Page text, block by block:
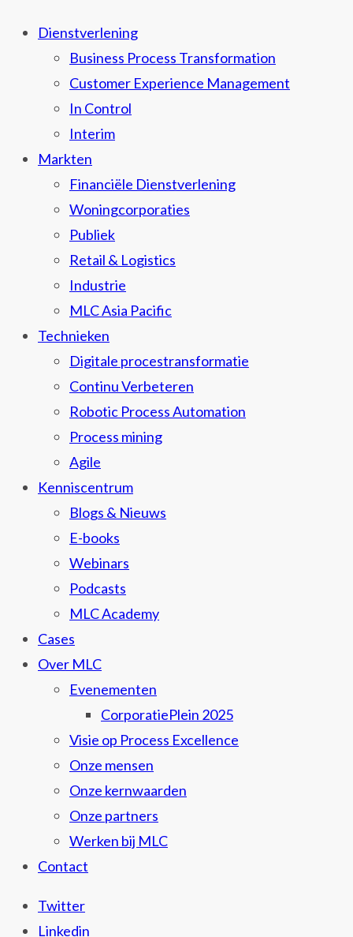
Dienstverlening
Business Process Transformation
Customer Experience Management
In Control
Interim
Markten
Financiële Dienstverlening
Woningcorporaties
Publiek
Retail & Logistics
Industrie
MLC Asia Pacific
Technieken
Digitale procestransformatie
Continu Verbeteren
Robotic Process Automation
Process mining
Agile
Kenniscentrum
Blogs & Nieuws
E-books
Webinars
Podcasts
MLC Academy
Cases
Over MLC
Evenementen
CorporatiePlein 2025
Visie op Process Excellence
Onze mensen
Onze kernwaarden
Onze partners
Werken bij MLC
Contact
Twitter
Linkedin